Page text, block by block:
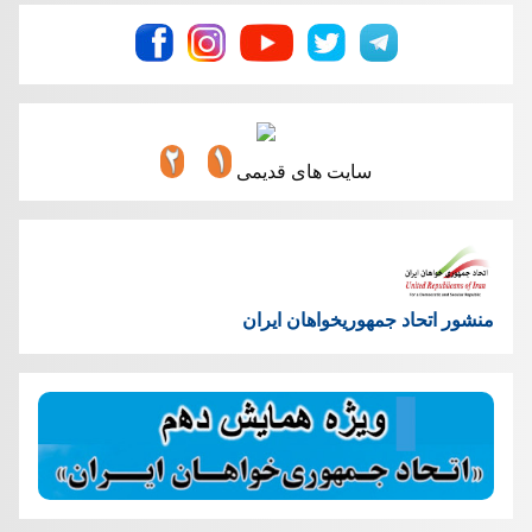
سایت های قدیمی
منشور اتحاد جمهوریخواهان ایران